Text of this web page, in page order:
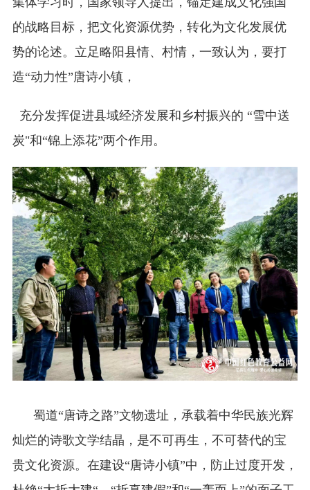
的战略目标，把文化资源优势，转化为文化发展优
势的论述。立足略阳县情、村情，一致认为，要打
造“动力性”唐诗小镇，
充分发挥促进县域经济发展和乡村振兴的 “雪中送
炭"和“锦上添花”两个作用。
蜀道“唐诗之路”文物遗址，承载着中华民族光辉
灿烂的诗歌文学结晶，是不可再生，不可替代的宝
贵文化资源。在建设“唐诗小镇”中，防止过度开发，